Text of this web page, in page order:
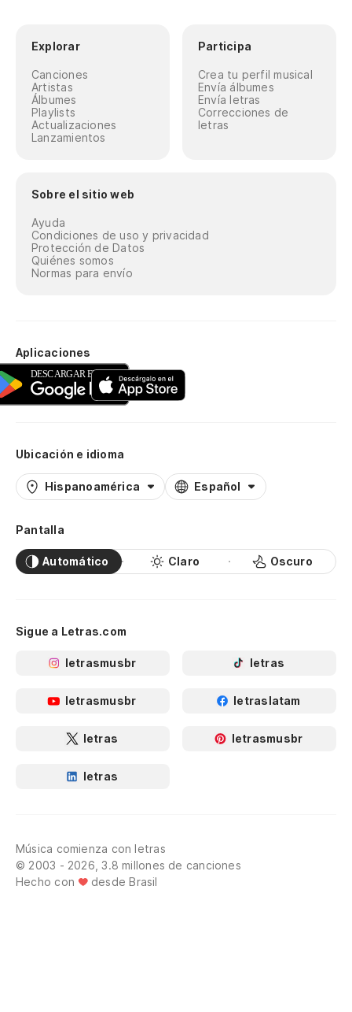
Explorar
Canciones
Artistas
Álbumes
Playlists
Actualizaciones
Lanzamientos
Participa
Crea tu perfil musical
Envía álbumes
Envía letras
Correcciones de
letras
Sobre el sitio web
Ayuda
Condiciones de uso y privacidad
Protección de Datos
Quiénes somos
Normas para envío
Aplicaciones
Ubicación e idioma
Hispanoamérica Español
Pantalla
Automático Claro Oscuro
Sigue a Letras.com
letrasmusbr letras
letrasmusbr letraslatam
letras letrasmusbr
letras
Música comienza con letras
© 2003 - 2026, 3.8 millones de canciones
Hecho con
desde Brasil